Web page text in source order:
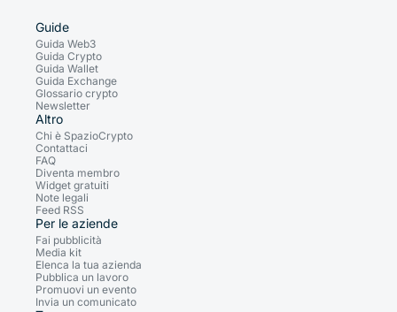
Guide
Guida Web3
Guida Crypto
Guida Wallet
Guida Exchange
Glossario crypto
Newsletter
Altro
Chi è SpazioCrypto
Contattaci
FAQ
Diventa membro
Widget gratuiti
Note legali
Feed RSS
Per le aziende
Fai pubblicità
Media kit
Elenca la tua azienda
Pubblica un lavoro
Promuovi un evento
Invia un comunicato